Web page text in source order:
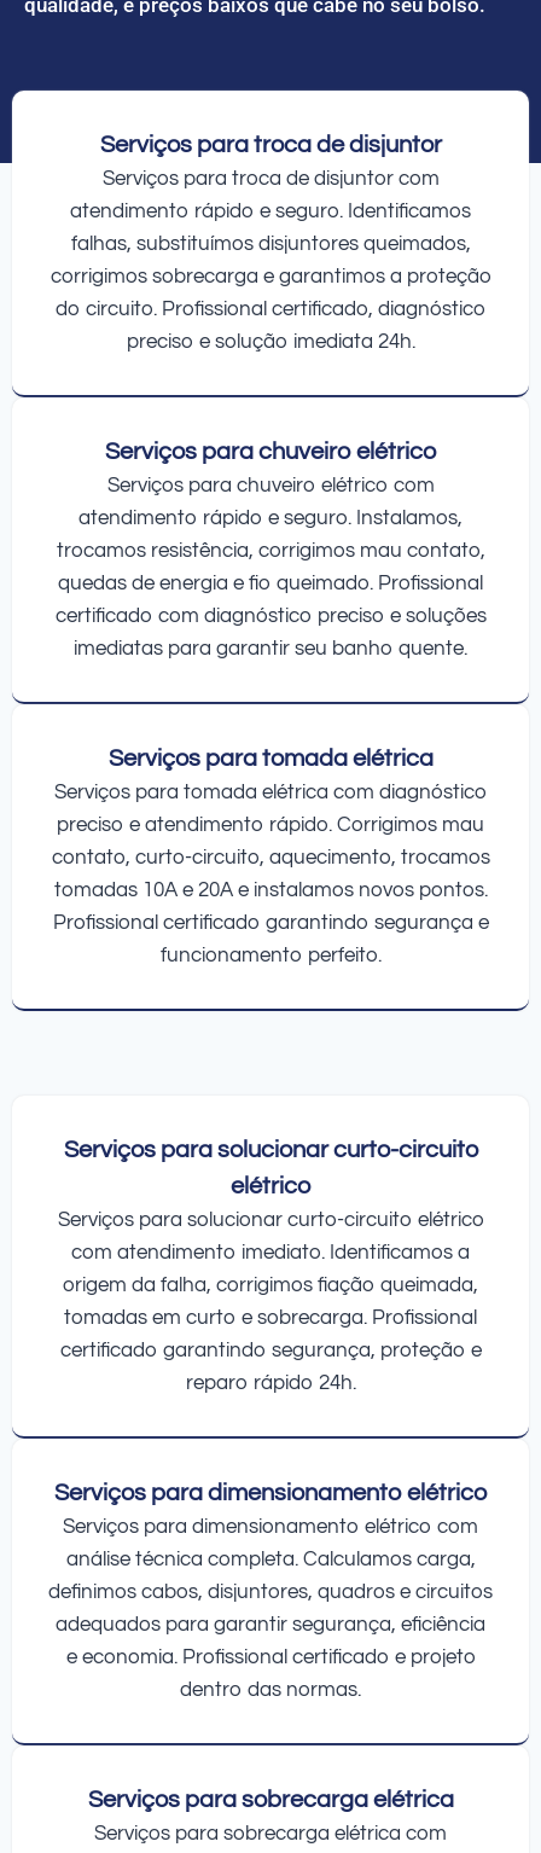
Serviços para troca de disjuntor
Serviços para troca de disjuntor com
atendimento rápido e seguro. Identificamos
falhas, substituímos disjuntores queimados,
corrigimos sobrecarga e garantimos a proteção
do circuito. Profissional certificado, diagnóstico
preciso e solução imediata 24h.
Serviços para chuveiro elétrico
Serviços para chuveiro elétrico com
atendimento rápido e seguro. Instalamos,
trocamos resistência, corrigimos mau contato,
quedas de energia e fio queimado. Profissional
certificado com diagnóstico preciso e soluções
imediatas para garantir seu banho quente.
Serviços para tomada elétrica
Serviços para tomada elétrica com diagnóstico
preciso e atendimento rápido. Corrigimos mau
contato, curto-circuito, aquecimento, trocamos
tomadas 10A e 20A e instalamos novos pontos.
Profissional certificado garantindo segurança e
funcionamento perfeito.
Serviços para solucionar curto-circuito
elétrico
Serviços para solucionar curto-circuito elétrico
com atendimento imediato. Identificamos a
origem da falha, corrigimos fiação queimada,
tomadas em curto e sobrecarga. Profissional
certificado garantindo segurança, proteção e
reparo rápido 24h.
Serviços para dimensionamento elétrico
Serviços para dimensionamento elétrico com
análise técnica completa. Calculamos carga,
definimos cabos, disjuntores, quadros e circuitos
adequados para garantir segurança, eficiência
e economia. Profissional certificado e projeto
dentro das normas.
Serviços para sobrecarga elétrica
Serviços para sobrecarga elétrica com